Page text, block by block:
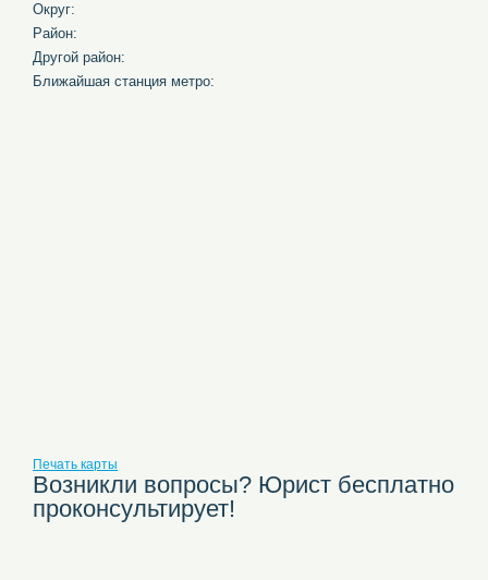
Округ:
Район:
Другой район:
Ближайшая станция метро:
Печать карты
Возникли вопросы? Юрист бесплатно
проконсультирует!